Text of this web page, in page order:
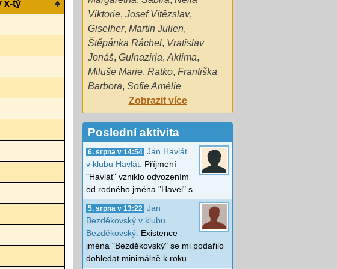
x-tý
Viktorie, Josef Vítězslav,
Giselher, Martin Julien,
Štěpánka Ráchel, Vratislav
Jonáš, Gulnazirja, Aklima,
Miluše Marie, Ratko, Františka
Barbora, Sofie Amélie
Zobrazit více
Poslední aktivita
6. srpna v 14:54 Jan Havlát
v klubu Havlát: Příjmení
"Havlát" vzniklo odvozením
od rodného jména "Havel" s…
5. srpna v 13:22
Jan
Bezděkovský v klubu
Bezděkovský: Existence
jména "Bezděkovský" se mi podařilo
dohledat minimálně k roku…